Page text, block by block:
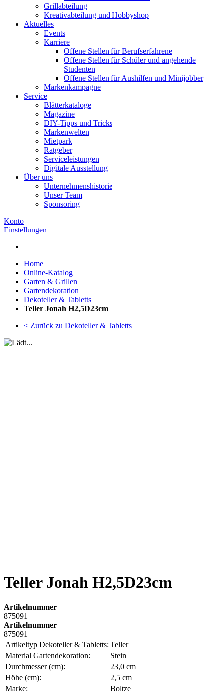
Grillabteilung
Kreativabteilung und Hobbyshop
Aktuelles
Events
Karriere
Offene Stellen für Berufserfahrene
Offene Stellen für Schüler und angehende
Studenten
Offene Stellen für Aushilfen und Minijobber
Markenkampagne
Service
Blätterkataloge
Magazine
DIY-Tipps und Tricks
Markenwelten
Mietpark
Ratgeber
Serviceleistungen
Digitale Ausstellung
Über uns
Unternehmenshistorie
Unser Team
Sponsoring
Konto
Einstellungen
Home
Online-Katalog
Garten & Grillen
Gartendekoration
Dekoteller & Tabletts
Teller Jonah H2,5D23cm
< Zurück zu Dekoteller & Tabletts
Teller Jonah H2,5D23cm
Artikelnummer
875091
Artikelnummer
875091
Artikeltyp Dekoteller & Tabletts: Teller
Material Gartendekoration:
Stein
Durchmesser (cm):
23,0 cm
Höhe (cm):
2,5 cm
Marke:
Boltze